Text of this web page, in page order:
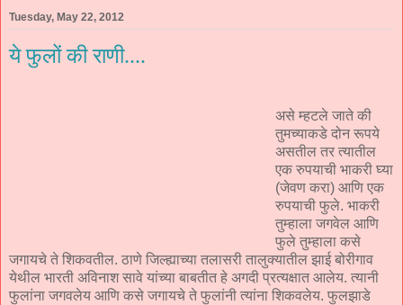
Tuesday, May 22, 2012
ये फुलों की राणी....
असे म्हटले जाते की
तुमच्याकडे दोन रूपये
असतील तर त्यातील
एक रुपयाची भाकरी घ्या
(जेवण करा) आणि एक
रुपयाची फुले. भाकरी
तुम्हाला जगवेल आणि
फुले तुम्हाला कसे
जगायचे ते शिकवतील. ठाणे जिल्ह्याच्या तलासरी तालुक्यातील झाई बोरीगाव
येथील भारती अविनाश सावे यांच्या बाबतीत हे अगदी प्रत्यक्षात आलेय. त्यानी
फुलांना जगवलेय आणि कसे जगायचे ते फुलांनी त्यांना शिकवलेय. फुलझाडे